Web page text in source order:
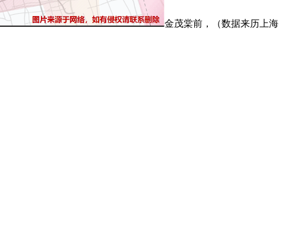
金茂棠前，（数据来历上海